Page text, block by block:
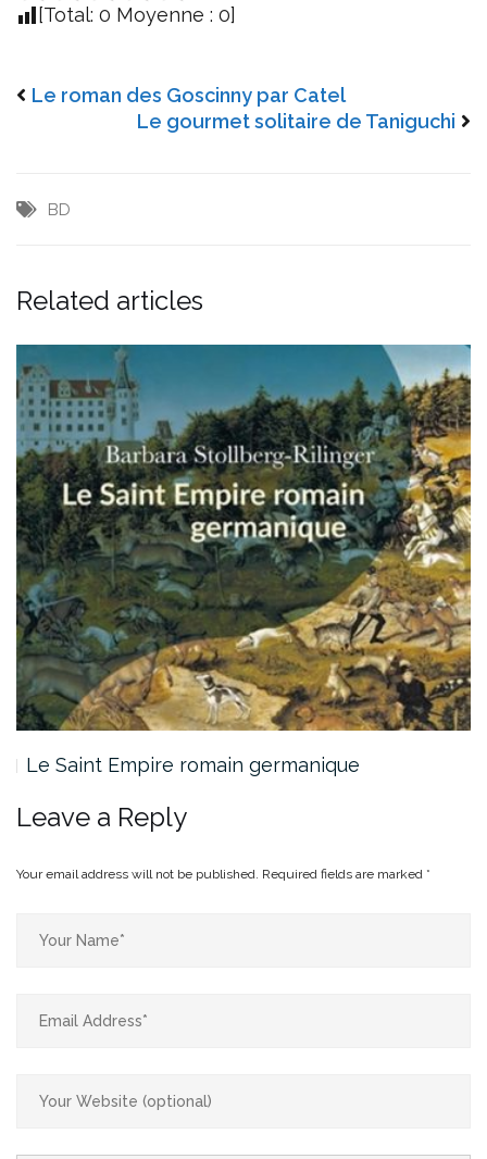
[Total: 0 Moyenne : 0]
Le roman des Goscinny par Catel
Le gourmet solitaire de Taniguchi
BD
Related articles
Le Saint Empire romain germanique
Leave a Reply
Your email address will not be published. Required fields are marked *